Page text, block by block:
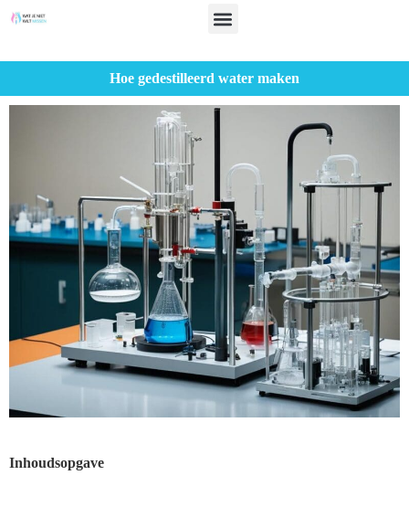
Hoe gedestilleerd water maken
Inhoudsopgave